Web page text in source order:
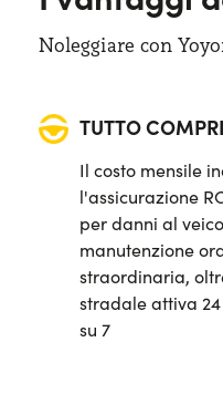
Noleggiare con
TUTTO
Il costo mensile
l'assicurazione
per danni al
manutenzione
straordinaria,
stradale attiva 24
su 7